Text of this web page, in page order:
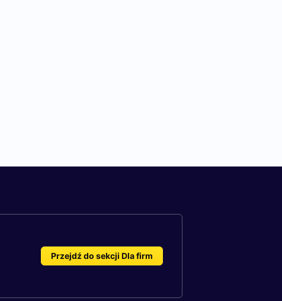
Przejdź do sekcji Dla firm